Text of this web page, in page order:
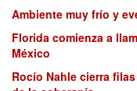
Ambiente muy frío y
Florida comienza a
México
Rocío Nahle cierra